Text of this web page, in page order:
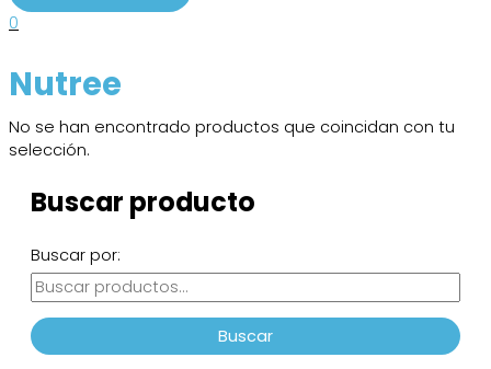
0
Nutree
No se han encontrado productos que coincidan con tu
selección.
Buscar producto
Buscar por:
Buscar